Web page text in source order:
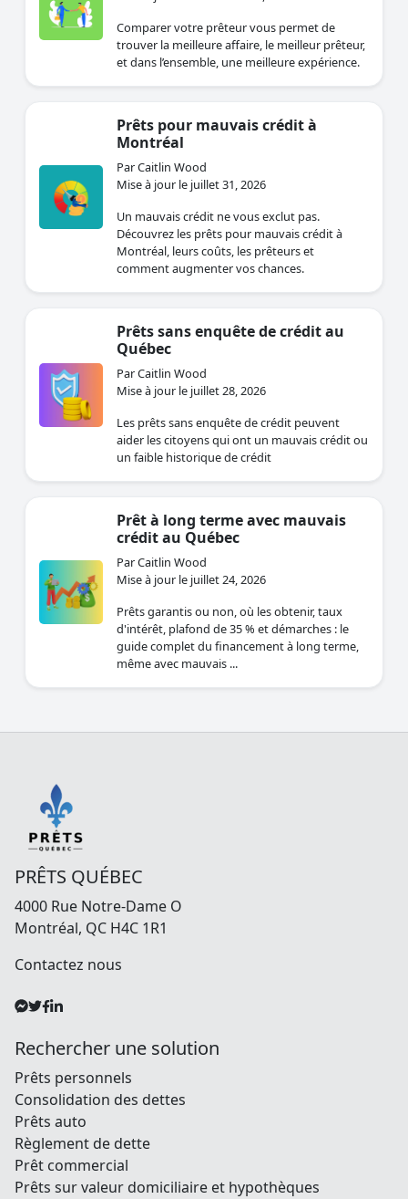
Comparer votre prêteur vous permet de
trouver la meilleure affaire, le meilleur prêteur,
et dans l’ensemble, une meilleure expérience.
Prêts pour mauvais crédit à
Montréal
Par Caitlin Wood
Mise à jour le juillet 31, 2026
Un mauvais crédit ne vous exclut pas.
Découvrez les prêts pour mauvais crédit à
Montréal, leurs coûts, les prêteurs et
comment augmenter vos chances.
Prêts sans enquête de crédit au
Québec
Par Caitlin Wood
Mise à jour le juillet 28, 2026
Les prêts sans enquête de crédit peuvent
aider les citoyens qui ont un mauvais crédit ou
un faible historique de crédit
Prêt à long terme avec mauvais
crédit au Québec
Par Caitlin Wood
Mise à jour le juillet 24, 2026
Prêts garantis ou non, où les obtenir, taux
d'intérêt, plafond de 35 % et démarches : le
guide complet du financement à long terme,
même avec mauvais ...
PRÊTS QUÉBEC
4000 Rue Notre-Dame O
Montréal, QC H4C 1R1
Contactez nous
Rechercher une solution
Prêts personnels
Consolidation des dettes
Prêts auto
Règlement de dette
Prêt commercial
Prêts sur valeur domiciliaire et hypothèques